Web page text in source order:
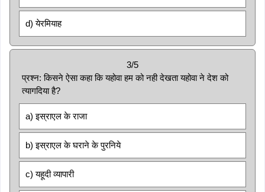
d) येरमियाह
3/5
प्रश्न: किसने ऐसा कहा कि यहोवा हम को नही देखता यहोवा ने देश को
त्यागदिया है?
a) इस्राएल के राजा
b) इस्राएल के घराने के पुरनिये
c) यहूदी व्यापारी